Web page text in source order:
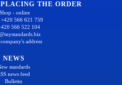
THE ORDER
- online
+420 566 621 759
566 522 104
address
NEWS
standards
news feed
Bulletin